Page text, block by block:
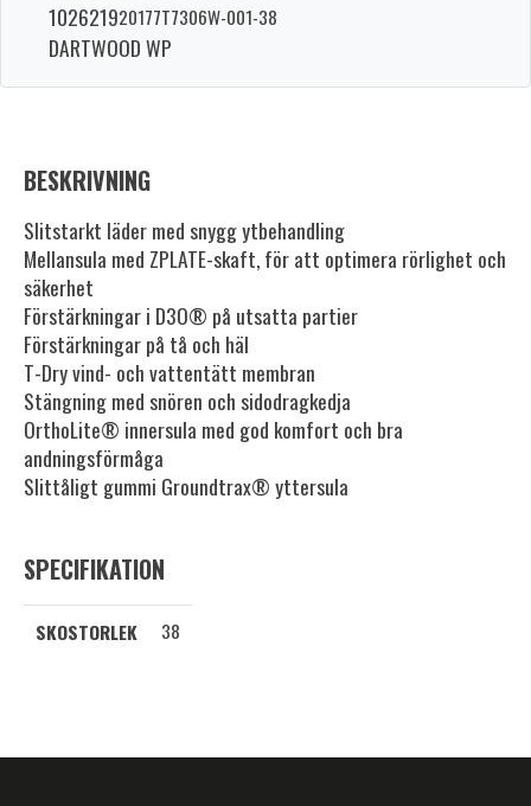
102621920177T7306W-001-38
DARTWOOD WP
BESKRIVNING
Slitstarkt läder med snygg ytbehandling
Mellansula med ZPLATE-skaft, för att optimera rörlighet och
säkerhet
Förstärkningar i D3O® på utsatta partier
Förstärkningar på tå och häl
T-Dry vind- och vattentätt membran
Stängning med snören och sidodragkedja
OrthoLite® innersula med god komfort och bra
andningsförmåga
Slittåligt gummi Groundtrax® yttersula
SPECIFIKATION
SKOSTORLEK 38